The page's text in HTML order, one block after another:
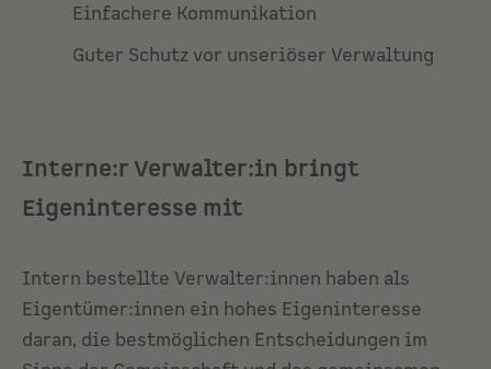
Einfachere Kommunikation
Guter Schutz vor unseriöser Verwaltung
Interne:r Verwalter:in bringt
Eigeninteresse mit
Intern bestellte Verwalter:innen haben als
Eigentümer:innen ein hohes Eigeninteresse
daran, die bestmöglichen Entscheidungen im